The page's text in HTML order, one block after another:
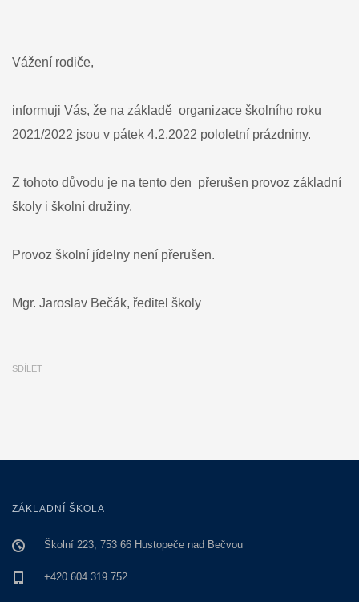
Vážení rodiče,
informuji Vás, že na základě organizace školního roku
2021/2022 jsou v pátek 4.2.2022 pololetní prázdniny.
Z tohoto důvodu je na tento den přerušen provoz základní
školy i školní družiny.
Provoz školní jídelny není přerušen.
Mgr. Jaroslav Bečák, ředitel školy
SDÍLET
ZÁKLADNÍ ŠKOLA
Školní 223, 753 66 Hustopeče nad Bečvou
+420 604 319 752